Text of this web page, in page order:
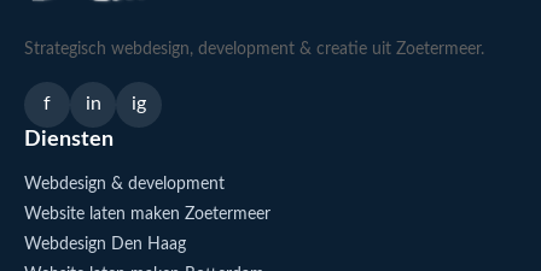
Strategisch webdesign, development & creatie uit Zoetermeer.
f in ig
Diensten
Webdesign & development
Website laten maken Zoetermeer
Webdesign Den Haag